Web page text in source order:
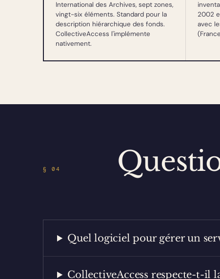
International des Archives, sept zones,
vingt-six éléments. Standard pour la
description hiérarchique des fonds.
CollectiveAccess l'implémente
nativement.
2002
avec
§ 04
Quel logiciel pour gérer un
CollectiveAccess respecte-t-il